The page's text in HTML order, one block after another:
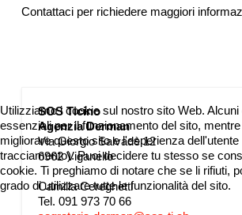
Contattaci per richiedere maggiori
SOS Ticino
Agenzia Derman
Via Giorgio Salvadè 12
6962 Viganello
Camilla Cereghetti
Tel. 091 973 70 66
Utilizziamo i cookie sul nostro sito Web.
essenziali per il funzionamento del sito,
migliorare questo sito e l'esperienza
tracciamento). Puoi decidere tu stesso se
cookie. Ti preghiamo di notare che se li rifiuti,
grado di utilizzare tutte le funzionalità del sito.